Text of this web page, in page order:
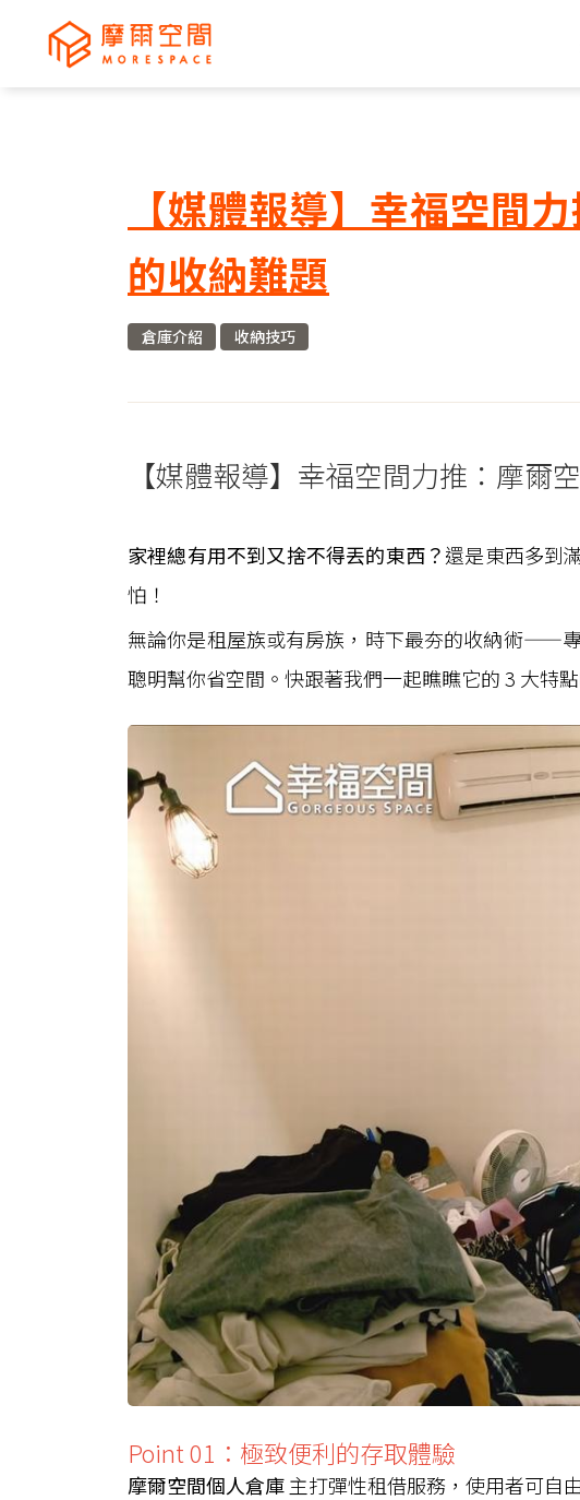
【媒體報導】幸福空間
的收納難題
倉庫介紹 收納技巧
【媒體報導】幸福空間力推：摩
家裡總有用不到又捨不得丟的東西？還是東西多到
怕！
無論你是租屋族或有房族，時下最夯的收納術——
聰明幫你省空間。快跟著我們一起瞧瞧它的 3 大特點
Point 01：極致便利的存取體驗
摩爾空間個人倉庫主打彈性租借服務，使用者可自